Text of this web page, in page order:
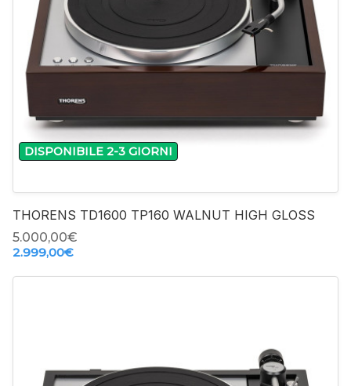
DISPONIBILE 2-3 GIORNI
THORENS TD1600 TP160 WALNUT HIGH GLOSS
5.000,00‎€
2.999,00‎€
-